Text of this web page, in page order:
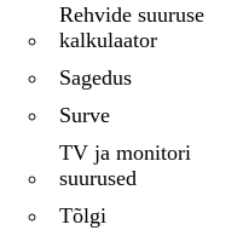
Rehvide suuruse
kalkulaator
Sagedus
Surve
TV ja monitori
suurused
Tõlgi